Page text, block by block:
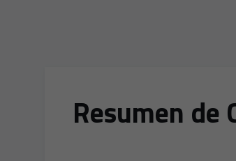
Resumen de